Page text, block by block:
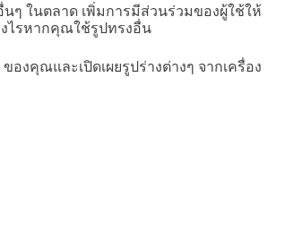
ๆ ในตลาด เพิ่มการมีส่วนร่วมของผู้ใช้ให้
ไรหากคุณใช้รูปทรงอื่น
งคุณและเปิดเผยรูปร่างต่างๆ จากเครื่อง